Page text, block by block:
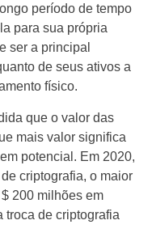
período de tempo
para sua própria
ser a principal
de seus ativos a
físico.
que o valor das
mais valor significa
potencial. Em 2020,
criptografia, o maior
200 milhões em
troca de criptografia